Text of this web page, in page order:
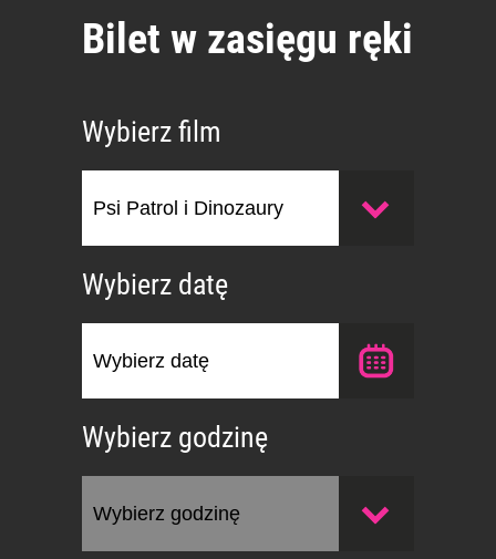
Bilet w zasięgu ręki
Wybierz film
Wybierz datę
Wybierz godzinę